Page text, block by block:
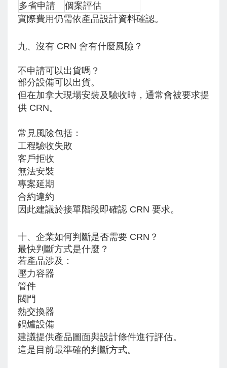
多省申請
個案評估
實際費用仍需依產品設計資料確認。
九、沒有 CRN 會有什麼風險？
不申請可以出貨嗎？
部分設備可以出貨。
但在加拿大現場安裝及驗收時，通常會被要求提
供 CRN。
常見風險包括：
工程驗收失敗
客戶拒收
無法安裝
專案延期
合約違約
因此建議於接單階段即確認 CRN 要求。
十、企業如何判斷是否需要 CRN？
最快判斷方式是什麼？
若產品涉及：
壓力容器
管件
閥門
熱交換器
鍋爐設備
建議提供產品圖面與設計條件進行評估。
這是目前最準確的判斷方式。